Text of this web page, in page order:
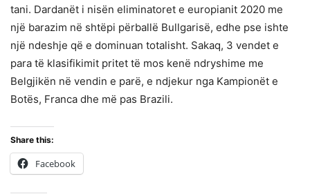
tani. Dardanët i nisën eliminatoret e europianit 2020 me
një barazim në shtëpi përballë Bullgarisë, edhe pse ishte
një ndeshje që e dominuan totalisht. Sakaq, 3 vendet e
para të klasifikimit pritet të mos kenë ndryshime me
Belgjikën në vendin e parë, e ndjekur nga Kampionët e
Botës, Franca dhe më pas Brazili.
Share this:
Facebook